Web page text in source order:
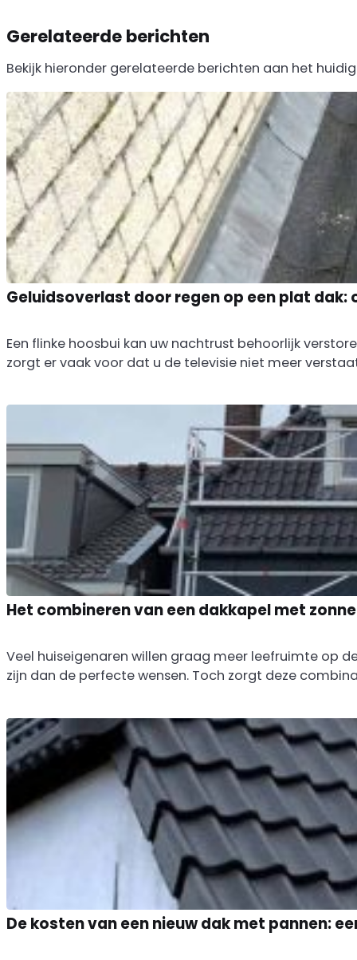
Gerelateerde berichten
Bekijk hieronder gerelateerde berichten aan het
Geluidsoverlast door regen op een plat
Een flinke hoosbui kan uw nachtrust behoorlijk
zorgt er vaak voor dat u de televisie niet meer
Het combineren van een dakkapel met
Veel huiseigenaren willen graag meer leefruimte op
zijn dan de perfecte wensen. Toch zorgt deze
De kosten van een nieuw dak met pannen: